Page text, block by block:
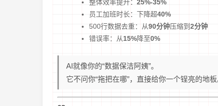
整体效率提升： 25%-35%
员工加班时长：下降超40%
500行数据去重：从90分钟压缩到 2分钟
错误率：从15%降至0%
AI就像你的“数据保洁阿姨”。
它不问你“拖把在哪”，直接给你一个锃亮的地板